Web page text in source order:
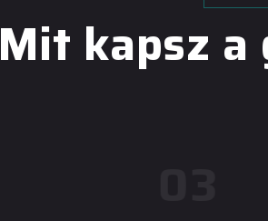
Mit kapsz